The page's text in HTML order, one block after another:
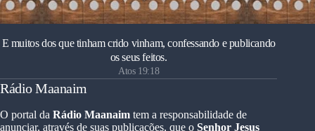
E muitos dos que tinham crido vinham, confessando e publicando
os seus feitos.
Atos 19:18
Rádio Maanaim
O portal da Rádio Maanaim tem a responsabilidade de
anunciar, através de suas publicações, que o Senhor Jesus